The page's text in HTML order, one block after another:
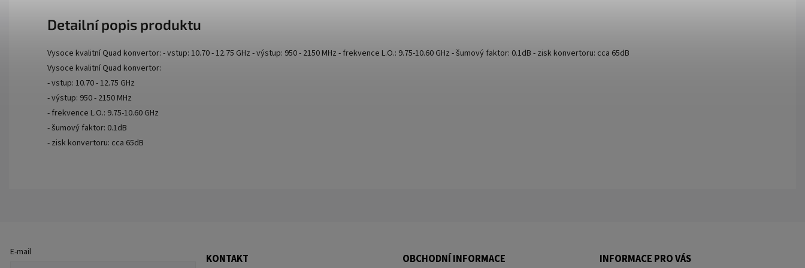
Detailní popis produktu
Vysoce kvalitní Quad konvertor: - vstup: 10.70 - 12.75 GHz - výstup: 950 - 2150 MHz - frekvence L.O.: 9.75-10.60 GHz - šumový faktor: 0.1dB - zisk konvertoru: cca 65dB
Vysoce kvalitní Quad konvertor:
- vstup: 10.70 - 12.75 GHz
- výstup: 950 - 2150 MHz
- frekvence L.O.: 9.75-10.60 GHz
- šumový faktor: 0.1dB
- zisk konvertoru: cca 65dB
E-mail
KONTAKT OBCHODNÍ INFORMACE INFORMACE PRO VÁS